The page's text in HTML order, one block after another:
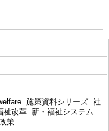
施策資料シリーズ. 社
改革. 新・福祉システム.
策